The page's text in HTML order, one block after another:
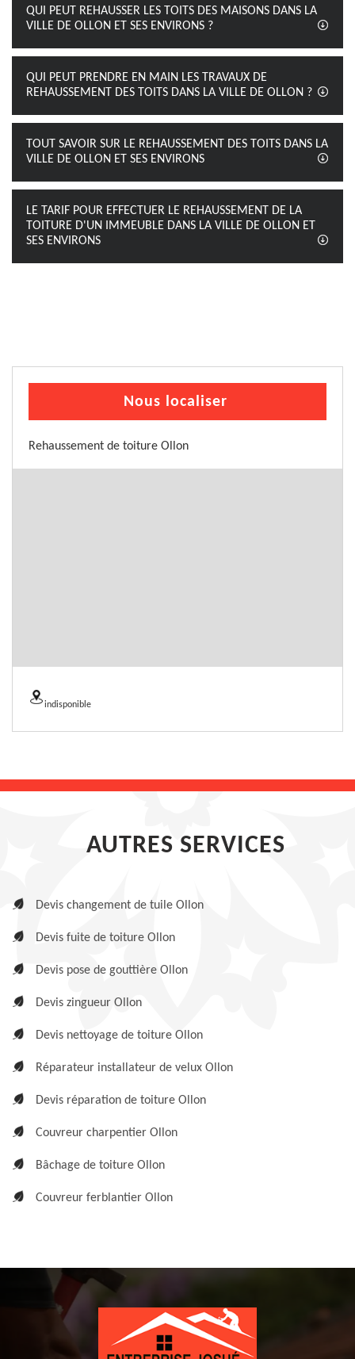
QUI PEUT REHAUSSER LES TOITS DES MAISONS DANS LA
VILLE DE OLLON ET SES ENVIRONS ?
QUI PEUT PRENDRE EN MAIN LES TRAVAUX DE
REHAUSSEMENT DES TOITS DANS LA VILLE DE OLLON ?
TOUT SAVOIR SUR LE REHAUSSEMENT DES TOITS DANS LA
VILLE DE OLLON ET SES ENVIRONS
LE TARIF POUR EFFECTUER LE REHAUSSEMENT DE LA
TOITURE D'UN IMMEUBLE DANS LA VILLE DE OLLON ET
SES ENVIRONS
Nous localiser
Rehaussement de toiture Ollon
indisponible
AUTRES SERVICES
Devis changement de tuile Ollon
Devis fuite de toiture Ollon
Devis pose de gouttière Ollon
Devis zingueur Ollon
Devis nettoyage de toiture Ollon
Réparateur installateur de velux Ollon
Devis réparation de toiture Ollon
Couvreur charpentier Ollon
Bâchage de toiture Ollon
Couvreur ferblantier Ollon